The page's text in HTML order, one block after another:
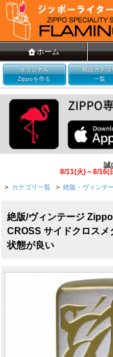
ホーム
オリジナル
Zippoを作る
商品カテゴ
一覧
誠
8/11(火)～8/16(
> カテゴリ一覧 > 絶版・ヴィンテ
絶版/ヴィンテージ
CROSS サイドクロスメ
状態が良い